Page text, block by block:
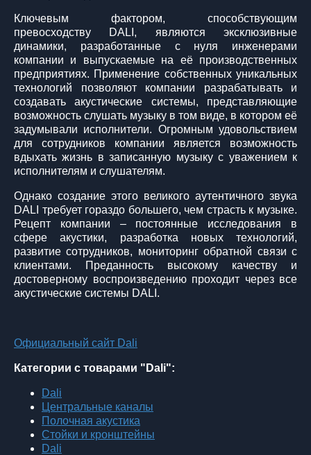
Ключевым фактором, способствующим
превосходству DALI, являются эксклюзивные
динамики, разработанные с нуля инженерами
компании и выпускаемые на её производственных
предприятиях. Применение собственных уникальных
технологий позволяют компании разрабатывать и
создавать акустические системы, представляющие
возможность слушать музыку в том виде, в котором её
задумывали исполнители. Огромным удовольствием
для сотрудников компании является возможность
вдыхать жизнь в записанную музыку с уважением к
исполнителям и слушателям.
Однако создание этого великого аутентичного звука
DALI требует гораздо большего, чем страсть к музыке.
Рецепт компании – постоянные исследования в
сфере акустики, разработка новых технологий,
развитие сотрудников, мониторинг обратной связи с
клиентами. Преданность высокому качеству и
достоверному воспроизведению проходит через все
акустические системы DALI.
Официальный сайт Dali
Категории с товарами "Dali":
Dali
Центральные каналы
Полочная акустика
Стойки и кронштейны
Dali